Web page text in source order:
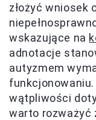
złożyć wniosek
wskazujące na
adnotacje
autyzmem
wątpliwości
warto rozważyć